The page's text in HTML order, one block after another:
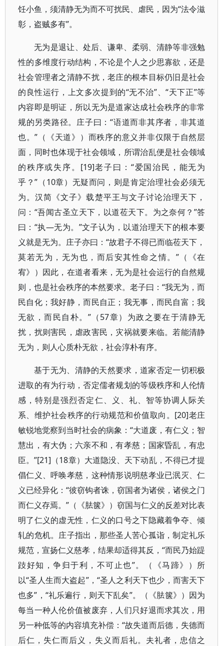
饪小鱼，须清静无为而不可扰民、虐民，因为“法令滋
彰，盗贼多有”。
无为是退让、处后、谦卑、柔弱、清静等非强勉
性的多维度行动结构，不论是个人之少思寡欲，还是
社会管理者之清静不扰，老庄的根本目标仍旧是社会
的良性运行，上文多次提到的“无不治”、“天下正”等
内容即是明证，所以无为是道家达成社会秩序的非常
规的另类路径。庄子曰：“语道而非其序者，非其道
也。”（《天道》）而秩序的意义并非仅限于自然层
面，同时也体现于社会领域，所谓治乱便是社会领域
的秩序或失序。[19]老子曰：“爱国治民，能无为
乎？”（10章）无疑而问，则是肯定治理社会必须无
为。汉简《文子》载楚平王与文子讨论治理天下，
问：“吾闻古圣立天下，以道莅天下。为之奈何？”答
曰：“执—无为。”文子认为，以道治理天下的根本要
义就是无为。庄子亦曰：“故君子不得已而临莅天下，
莫若无为，无为也，而后安其性命之情。”（《在
宥》）因此，在道者看来，无为是社会运行的自然规
则，也是社会秩序的本然要求。老子曰：“我无为，而
民自化；我好静，而民自正；我无事，而民自富；我
无欲，而民自朴。”（57章）为政之要在于清静无
扰，扰则害民，虐政害民，灾祸就要来临。若能清静
无为，则人心质朴无欲，社会淳朴有序。
基于无为、清静的天然要求，道家否定一切积极
进取的有为行动，否定儒者规划的等级秩序和人伦情
感，特别是强烈否定仁、义、礼、智等协调人际关
系、维护社会秩序的行动规范和价值取向。[20]老庄
敏锐地觉察到当时社会的病象：“大道废，有仁义；智
慧出，有大伪；六亲不和，有孝慈；国家昏乱，有忠
臣。”[21]（18章）大道隐没、天下动乱，不得已才提
倡仁义、呼唤孝慈，这种情形说明慈孝业已泯灭、仁
义已经异化：“彼窃钩者诛，窃国者为诸侯，诸侯之门
而仁义存焉。”（《胠箧》）窃国与仁义的反差对比表
明了仁义的虚无性，仁义的口号之下隐藏着争夺、倾
轧的危机。庄子指出，那些圣人苦心孤诣，制定礼乐
规范，宣扬仁义慈孝，结果却适得其反，“而民乃始踶
跂好知，争归于利，不可止也”。（《马蹄》）所
以“圣人生而大盗起”，“圣人之利天下也少，而害天下
也多”，“礼乐遍行，则天下乱矣”。（《胠箧》）因为
每当一种人伦价值被废弃，人们只好退而求其次，用
另一种低等的内容填充补偿：“故失道而后德，失德而
后仁，失仁而后义，失义而后礼。夫礼者，忠信之